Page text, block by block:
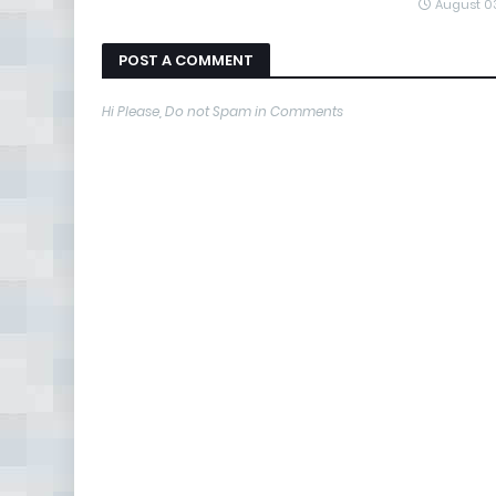
August
POST A COMMENT
Hi Please, Do not Spam in Comments